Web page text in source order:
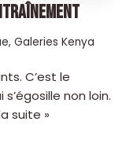
, Galeries Kenya
C’est le
non loin.
suite »